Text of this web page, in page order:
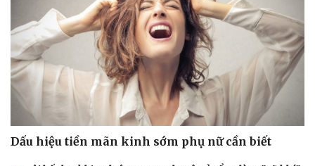
Sức khỏe
Dinh dưỡng - món ngon
Cây thuốc
Sản phụ khoa
Nhi khoa
Nam khoa
Làm đẹp - giảm cân
Phòng mạch online
Ăn sạch sống khỏe
Đời sống
Nhà đẹp
Blog
Tình yêu - Gia đình
Dấu hiệu tiền mãn kinh sớm phụ nữ cần biết